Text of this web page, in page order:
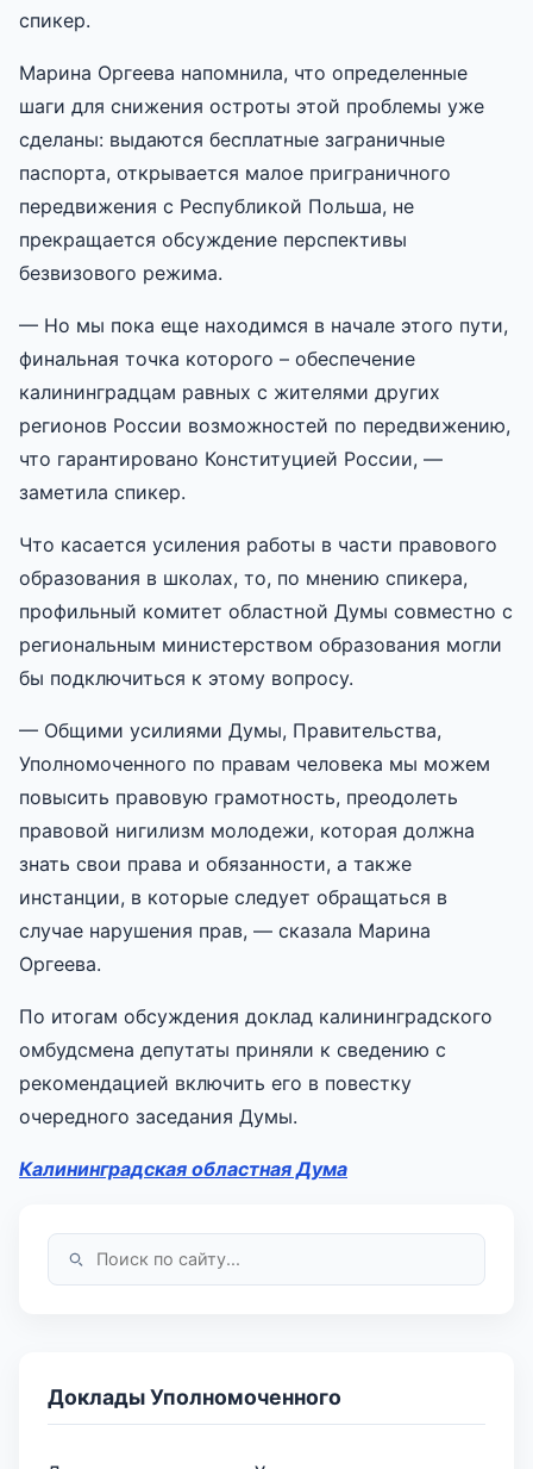
спикер.
Марина Оргеева напомнила, что определенные
шаги для снижения остроты этой проблемы уже
сделаны: выдаются бесплатные заграничные
паспорта, открывается малое приграничного
передвижения с Республикой Польша, не
прекращается обсуждение перспективы
безвизового режима.
— Но мы пока еще находимся в начале этого пути,
финальная точка которого – обеспечение
калининградцам равных с жителями других
регионов России возможностей по передвижению,
что гарантировано Конституцией России, —
заметила спикер.
Что касается усиления работы в части правового
образования в школах, то, по мнению спикера,
профильный комитет областной Думы совместно с
региональным министерством образования могли
бы подключиться к этому вопросу.
— Общими усилиями Думы, Правительства,
Уполномоченного по правам человека мы можем
повысить правовую грамотность, преодолеть
правовой нигилизм молодежи, которая должна
знать свои права и обязанности, а также
инстанции, в которые следует обращаться в
случае нарушения прав, — сказала Марина
Оргеева.
По итогам обсуждения доклад калининградского
омбудсмена депутаты приняли к сведению с
рекомендацией включить его в повестку
очередного заседания Думы.
Калининградская областная Дума
Доклады Уполномоченного